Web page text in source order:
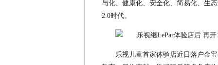
与化、健康化、安全化、简易化、生
2.0时代。
乐视儿童首家体验店近日落户金